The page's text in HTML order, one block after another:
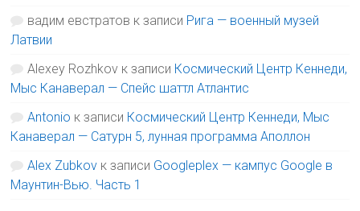
вадим евстратов к записи Рига — военный музей
Латвии
Alexey Rozhkov к записи Космический Центр Кеннеди,
Мыс Канаверал — Спейс шаттл Атлантис
Antonio к записи Космический Центр Кеннеди, Мыс
Канаверал — Сатурн 5, лунная программа Аполлон
Alex Zubkov к записи Googleplex — кампус Google в
Маунтин-Вью. Часть 1